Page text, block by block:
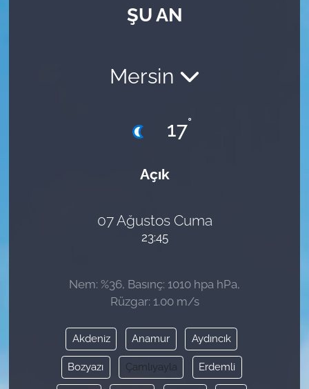
ŞU AN
Mersin
17°
Açık
07 Ağustos Cuma
23:45
Nem: %36, Basınç: 1010 hpa hPa,
Rüzgar: 1.00 m/s
Akdeniz Anamur Aydıncık
Bozyazı Çamlıyayla Erdemli